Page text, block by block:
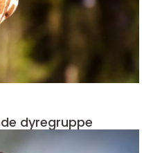
dyregruppe